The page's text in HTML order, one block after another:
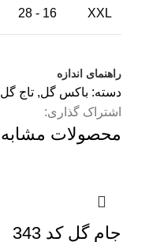
XXL
16 - 28
راهنمای اندازه
دسته: باکس گل, تاج گل
اشتراک گذاری:
محصولات مشابه
جام گل کد 343